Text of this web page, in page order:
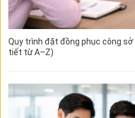
Quy trình đặt đồng phục công
tiết từ A–Z)